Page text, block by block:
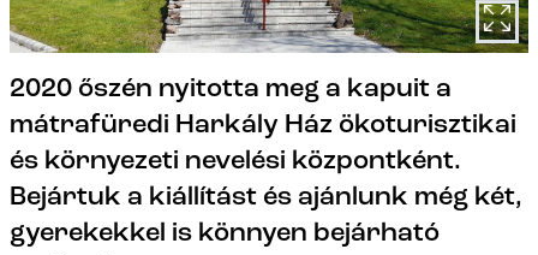
2020 őszén nyitotta meg a kapuit a
mátrafüredi Harkály Ház ökoturisztikai
és környezeti nevelési központként.
Bejártuk a kiállítást és ajánlunk még két,
gyerekekkel is könnyen bejárható